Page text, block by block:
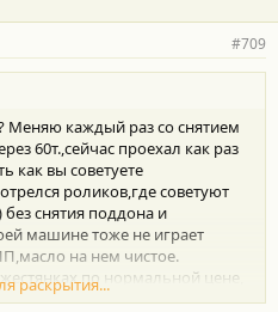
#709
каждый раз со снятием
60т.,сейчас проехал как раз
как вы советуете
роликов,где советуют
снятия поддона и
машине тоже не играет
на нем чистое.
по нормальной цене,
ли
раскрытия...